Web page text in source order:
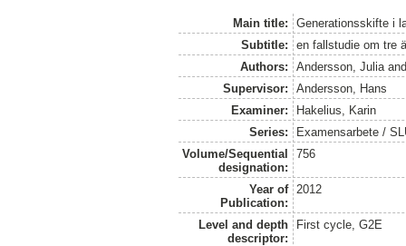
Main title:
Generationsskifte i
Subtitle:
en fallstudie om tre
Authors:
Andersson, Julia
Supervisor:
Andersson, Hans
Examiner:
Hakelius, Karin
Series:
Examensarbete /
Volume/Sequential
designation:
756
Year of
Publication:
2012
Level and depth
descriptor:
First cycle, G2E